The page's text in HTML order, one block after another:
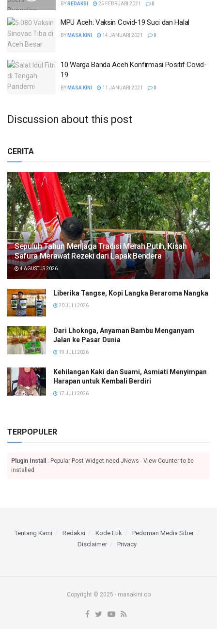
BY REDAKSI 25 FEBRUARI 2021 0
MPU Aceh: Vaksin Covid-19 Suci dan Halal
BY MASA KINI 14 JANUARI 2021 0
10 Warga Banda Aceh Konfirmasi Positif Covid-
19
BY MASA KINI 11 JANUARI 2021 0
Discussion about this post
CERITA
Sepuluh Tahun Menjaga Tradisi Merah Putih, Kisah
Safura Merawat Rezeki dari Lapak Bendera
4 AGUSTUS 2026
Liberika Tangse, Kopi Langka Beraroma Nangka
20 JULI 2026
Dari Lhoknga, Anyaman Bambu Menganyam
Jalan ke Pasar Dunia
19 JULI 2026
Kehilangan Kaki dan Suami, Asmiati Menyimpan
Harapan untuk Kembali Berdiri
17 JULI 2026
TERPOPULER
Plugin Install
: Popular Post Widget need JNews - View Counter to be
installed
Tentang Kami Redaksi Kode Etik
Pedoman Media Siber
Disclaimer
Privacy
Copyright © 2025 - masakini.co